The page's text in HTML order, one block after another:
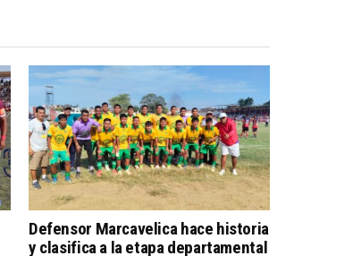
Defensor Marcavelica hace historia
y clasifica a la etapa departamental